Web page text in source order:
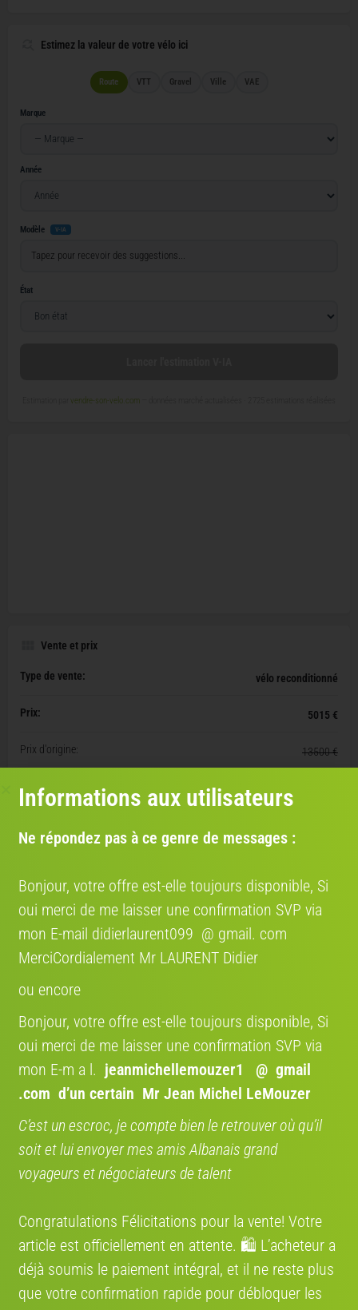
Estimez la valeur de votre vélo ici
Route VTT Gravel Ville VAE
Marque
Année
Modèle V-IA
État
vendre-son-velo.com
Vente et prix
Type de vente: vélo reconditionné
Prix: 5015 €
Prix d'origine: 13500 €
Opportunité:
ORGANISEZ VOTRE LIVRAISON EN QUELQUES
AVEC NOS PARTENAIRES TRANSPORTEURS
SHIP TO CYCLE DANS TOUTE
L'EUROPE
Bénéficiez de 12 % avec le code
promo " VENDRE12 "
Confiez le transport de votre vélo à des spécialistes,
particuliers. Bénéficiez d’une expertise
professionnelle pour livrer votre vélo partout en
Europe.
Nous nous engageons à rendre votre expérience de
vente de vélo aussi fluide que possible entre
particuliers. Grâce à notre partenariat avec Cocolis,
nous vous proposons une solution de livraison
pratique, économique et respectueuse de
Informations aux utilisateurs
Ne répondez pas à ce genre de messages :
Bonjour, votre offre est-elle toujours disponible, Si
oui merci de me laisser une confirmation SVP via
mon E-mail didierlaurent099 @ gmail. com
MerciCordialement Mr LAURENT Didier
ou encore
Bonjour, votre offre est-elle toujours disponible, Si
oui merci de me laisser une confirmation SVP via
mon E-m a l. jeanmichellemouzer1 @ gmail
.com d’un certain Mr Jean Michel LeMouzer
C’est un escroc, je compte bien le retrouver où qu’il
soit et lui envoyer mes amis Albanais grand
voyageurs et négociateurs de talent
Congratulations Félicitations pour la vente! Votre
article est officiellement en attente. 🛍️ L’acheteur a
déjà soumis le paiement intégral, et il ne reste plus
que votre confirmation rapide pour débloquer les